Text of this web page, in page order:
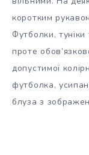
коротким
Футболки,
проте
допустимої
футболка,
блуза з